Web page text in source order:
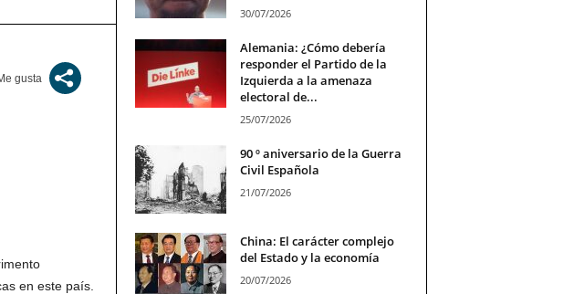
en este país.
30/07/2026
Alemania: ¿Cómo debería
responder el Partido de la
Izquierda a la amenaza
electoral de...
25/07/2026
90 º aniversario de la Guerra
Civil Española
21/07/2026
China: El carácter complejo
del Estado y la economía
20/07/2026